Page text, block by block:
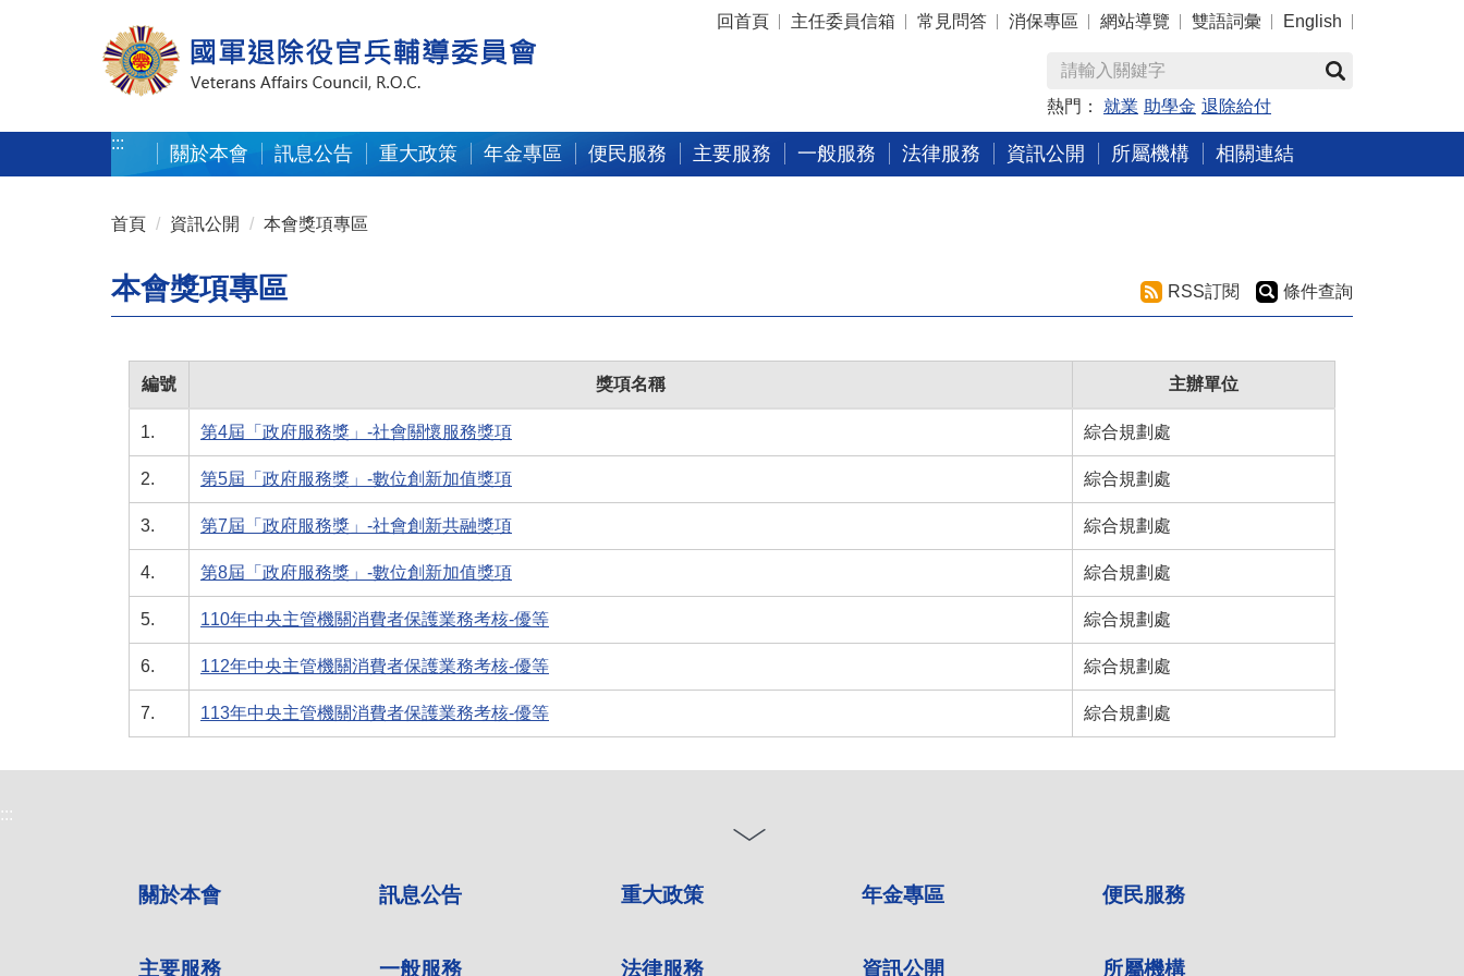
:::
回首頁 主任委員信箱 常見問答 消保專區 網站導覽 雙語詞彙 English
熱門： 就業 助學金 退除給付
:::
關於本會 訊息公告 重大政策 年金專區 便民服務 主要服務 一般服務 法律服務 資訊公開 所屬機構 相關連結
首頁 資訊公開 本會獎項專區
本會獎項專區 RSS訂閱 條件查詢
編號 獎項名稱 主辦單位
1. 第4屆「政府服務獎」-社會關懷服務獎項 綜合規劃處
2. 第5屆「政府服務獎」-數位創新加值獎項 綜合規劃處
3. 第7屆「政府服務獎」-社會創新共融獎項 綜合規劃處
4. 第8屆「政府服務獎」-數位創新加值獎項 綜合規劃處
5. 110年中央主管機關消費者保護業務考核-優等 綜合規劃處
6. 112年中央主管機關消費者保護業務考核-優等 綜合規劃處
7. 113年中央主管機關消費者保護業務考核-優等 綜合規劃處
:::
關於本會 訊息公告 重大政策 年金專區 便民服務
主要服務 一般服務 法律服務 資訊公開 所屬機構